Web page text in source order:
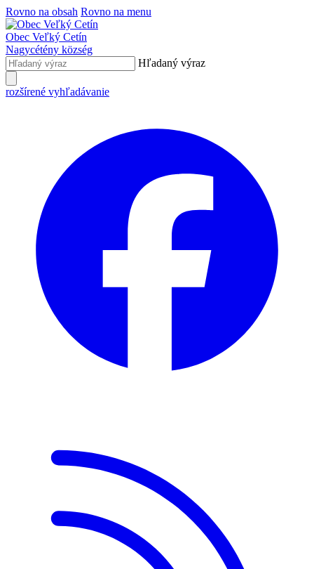
Rovno na obsah Rovno na menu
Obec Veľký Cetín
Nagycétény község
Hľadaný výraz
rozšírené vyhľadávanie